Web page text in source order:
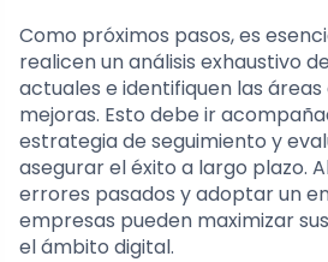
Como próximos pasos, es
realicen un análisis exhaustivo
actuales e identifiquen las
mejoras. Esto debe ir
estrategia de seguimiento y
asegurar el éxito a largo plazo.
errores pasados y adoptar un
empresas pueden maximizar
el ámbito digital.